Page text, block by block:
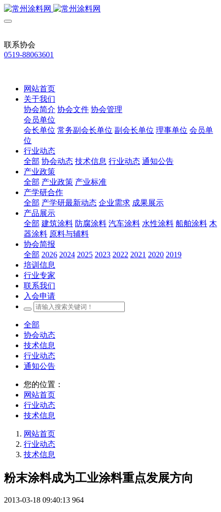
联系协会
0519-88063601
网站首页
关于我们
协会简介 协会文件 协会管理
会员单位
会长单位 常务副会长单位 副会长单位 理事单位 会员单
位
行业动态
全部 协会动态 技术信息 行业动态 通知公告
产业政策
全部 产业政策 产业标准
产学研合作
全部 产学研最新动态 企业需求 成果展示
产品展示
全部 建筑涂料 防腐涂料 汽车涂料 水性涂料 船舶涂料 木
器涂料 原料与辅料
协会简报
全部 2026 2024 2025 2023 2022 2021 2020 2019
培训信息
行业专家
联系我们
入会申请
全部
协会动态
技术信息
行业动态
通知公告
您的位置：
网站首页
行业动态
技术信息
网站首页
行业动态
技术信息
粉末涂料成为工业涂料重点发展方向
2013-03-18 09:40:13 964